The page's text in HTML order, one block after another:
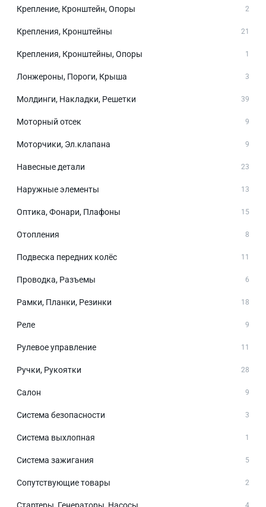
Крепление, Кронштейн, Опоры 2
Крепления, Кронштейны 21
Крепления, Кронштейны, Опоры 1
Лонжероны, Пороги, Крыша 3
Молдинги, Накладки, Решетки 39
Моторный отсек 9
Моторчики, Эл.клапана 9
Навесные детали 23
Наружные элементы 13
Оптика, Фонари, Плафоны 15
Отопления 8
Подвеска передних колёс 11
Проводка, Разъемы 6
Рамки, Планки, Резинки 18
Реле 9
Рулевое управление 11
Ручки, Рукоятки 28
Салон 9
Система безопасности 3
Система выхлопная 1
Система зажигания 5
Сопутствующие товары 2
4